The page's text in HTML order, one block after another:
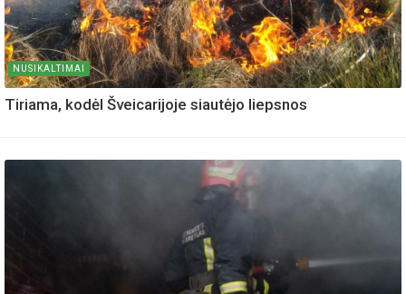
NUSIKALTIMAI
Tiriama, kodėl Šveicarijoje siautėjo liepsnos